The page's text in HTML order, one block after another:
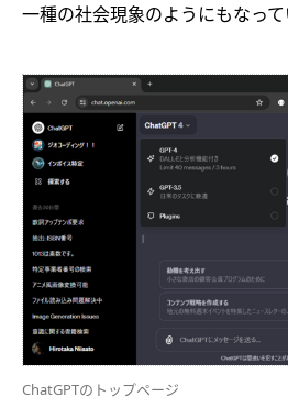
一種の社会現象のようにもなって
ChatGPTのトップページ